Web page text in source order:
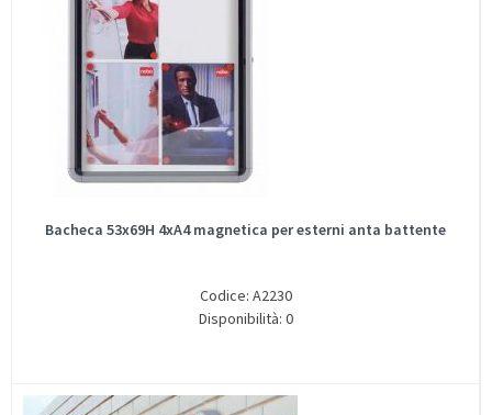
Bacheca 53x69H 4xA4 magnetica per esterni anta battente
Codice: A2230
Disponibilità: 0